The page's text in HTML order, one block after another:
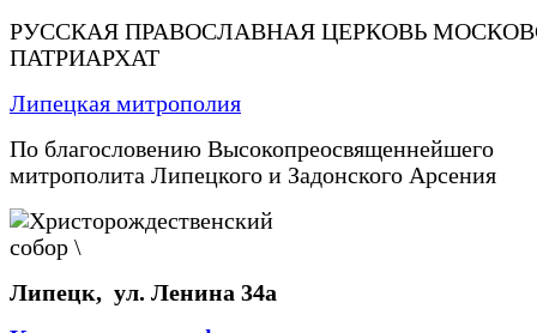
РУССКАЯ ПРАВОСЛАВНАЯ ЦЕРКОВЬ
ПАТРИАРХАТ
Липецкая митрополия
По благословению Высокопреосвященнейшего
митрополита Липецкого и Задонского Арсения
Липецк, ул. Ленина 34а